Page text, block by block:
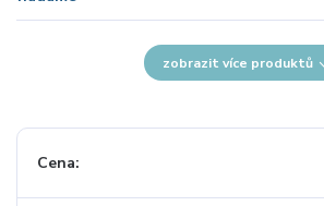
zobrazit více produktů
Cena: